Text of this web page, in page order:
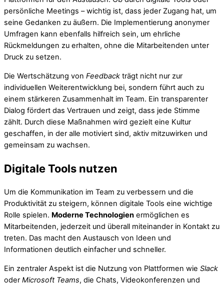
persönliche Meetings – wichtig ist, dass jeder Zugang hat, um
seine Gedanken zu äußern. Die Implementierung anonymer
Umfragen kann ebenfalls hilfreich sein, um ehrliche
Rückmeldungen zu erhalten, ohne die Mitarbeitenden unter
Druck zu setzen.
Die Wertschätzung von Feedback trägt nicht nur zur
individuellen Weiterentwicklung bei, sondern führt auch zu
einem stärkeren Zusammenhalt im Team. Ein transparenter
Dialog fördert das Vertrauen und zeigt, dass jede Stimme
zählt. Durch diese Maßnahmen wird gezielt eine Kultur
geschaffen, in der alle motiviert sind, aktiv mitzuwirken und
gemeinsam zu wachsen.
Digitale Tools nutzen
Um die Kommunikation im Team zu verbessern und die
Produktivität zu steigern, können digitale Tools eine wichtige
Rolle spielen. Moderne Technologien ermöglichen es
Mitarbeitenden, jederzeit und überall miteinander in Kontakt zu
treten. Das macht den Austausch von Ideen und
Informationen deutlich einfacher und schneller.
Ein zentraler Aspekt ist die Nutzung von Plattformen wie Slack
oder Microsoft Teams, die Chats, Videokonferenzen und